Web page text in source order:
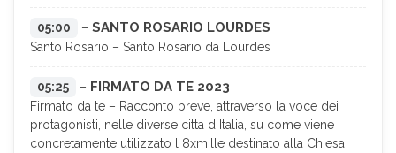
05:00 – SANTO ROSARIO LOURDES
Santo Rosario – Santo Rosario da Lourdes
05:25 – FIRMATO DA TE 2023
Firmato da te – Racconto breve, attraverso la voce dei
protagonisti, nelle diverse citta d Italia, su come viene
concretamente utilizzato l 8xmille destinato alla Chiesa